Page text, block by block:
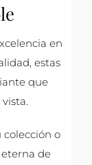
en
estas
que
o
de